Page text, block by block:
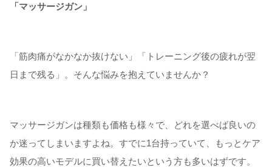
「マッサージガン」
「筋肉痛がなかなか抜けない」「トレーニング後の疲れが翌
日まで残る」。そんな悩みを抱えていませんか？
マッサージガンは種類も価格も様々で、どれを選べば良いの
か迷ってしまいますよね。すでに1台持っていて、もっとケア
効果の高いモデルに買い替えたいという方も多いはずです。